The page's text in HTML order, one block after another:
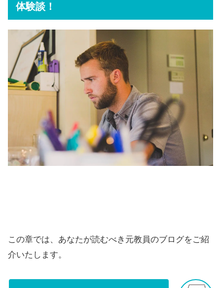
体験談！
この章では、あなたが読むべき元教員のブログをご紹
介いたします。